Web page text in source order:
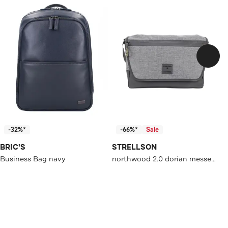
-32%*
BRIC'S
Business Bag navy
-66%* Sale
STRELLSON
northwood 2.0 dorian messenger lhf